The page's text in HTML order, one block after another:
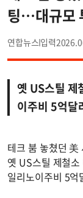
팅…대규모
연합뉴스
옛 US스틸
이주비 5억
테크 붐 놓쳤던
옛 US스틸 제철
일리노이주비 5